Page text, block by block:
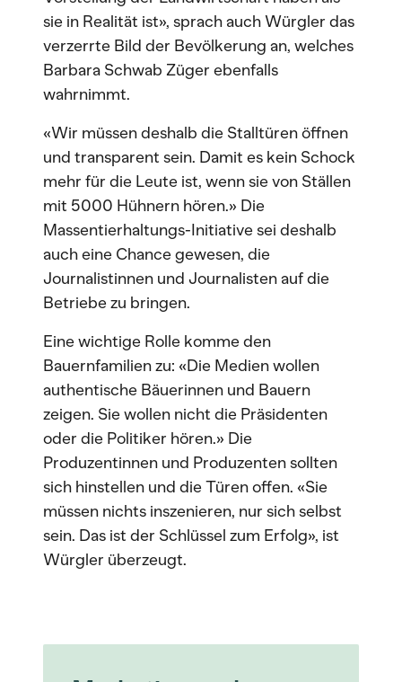
sie in Realität ist», sprach auch Würgler das
verzerrte Bild der Bevölkerung an, welches
Barbara Schwab Züger ebenfalls
wahrnimmt.
«Wir müssen deshalb die Stalltüren öffnen
und transparent sein. Damit es kein Schock
mehr für die Leute ist, wenn sie von Ställen
mit 5000 Hühnern hören.» Die
Massentierhaltungs-Initiative sei deshalb
auch eine Chance gewesen, die
Journalistinnen und Journalisten auf die
Betriebe zu bringen.
Eine wichtige Rolle komme den
Bauernfamilien zu: «Die Medien wollen
authentische Bäuerinnen und Bauern
zeigen. Sie wollen nicht die Präsidenten
oder die Politiker hören.» Die
Produzentinnen und Produzenten sollten
sich hinstellen und die Türen offen. «Sie
müssen nichts inszenieren, nur sich selbst
sein. Das ist der Schlüssel zum Erfolg», ist
Würgler überzeugt.